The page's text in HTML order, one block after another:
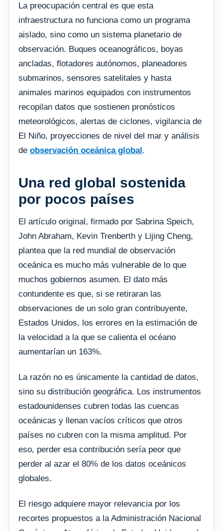
La preocupación central es que esta
infraestructura no funciona como un programa
aislado, sino como un sistema planetario de
observación. Buques oceanográficos, boyas
ancladas, flotadores autónomos, planeadores
submarinos, sensores satelitales y hasta
animales marinos equipados con instrumentos
recopilan datos que sostienen pronósticos
meteorológicos, alertas de ciclones, vigilancia de
El Niño, proyecciones de nivel del mar y análisis
de observación oceánica global.
Una red global sostenida
por pocos países
El artículo original, firmado por Sabrina Speich,
John Abraham, Kevin Trenberth y Lijing Cheng,
plantea que la red mundial de observación
oceánica es mucho más vulnerable de lo que
muchos gobiernos asumen. El dato más
contundente es que, si se retiraran las
observaciones de un solo gran contribuyente,
Estados Unidos, los errores en la estimación de
la velocidad a la que se calienta el océano
aumentarían un 163%.
La razón no es únicamente la cantidad de datos,
sino su distribución geográfica. Los instrumentos
estadounidenses cubren todas las cuencas
oceánicas y llenan vacíos críticos que otros
países no cubren con la misma amplitud. Por
eso, perder esa contribución sería peor que
perder al azar el 80% de los datos oceánicos
globales.
El riesgo adquiere mayor relevancia por los
recortes propuestos a la Administración Nacional